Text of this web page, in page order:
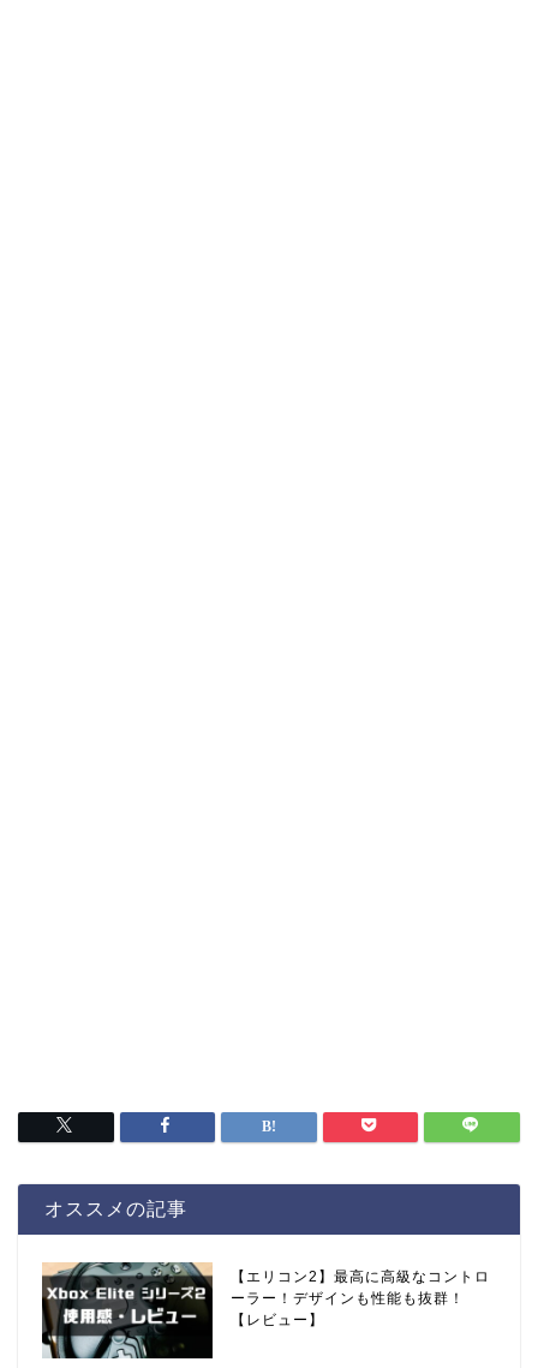
オススメの記事
【エリコン2】最高に高級なコントロ
ーラー！デザインも性能も抜群！
【レビュー】